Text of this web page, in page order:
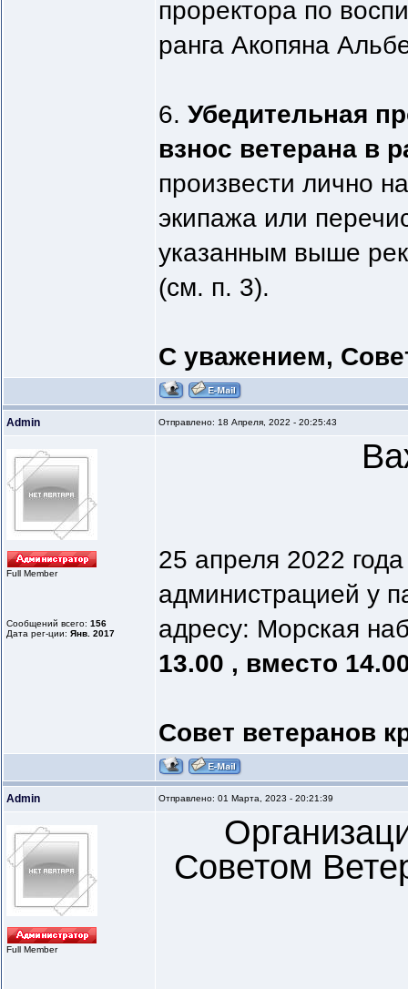
проректора по
ранга Акопяна
6. Убедительная
взнос ветерана в
произвести лично
экипажа или
указанным выше
(см. п. 3).
С уважением,
Admin Отправлено: 18 Апреля, 2022 - 20:25:43
Full Member
Сообщений всего: 156
Дата рег-ции: Янв. 2017
25 апреля 2022
администрацией у
адресу: Морская
13.00 , вместо
Совет ветеранов
Admin Отправлено: 01 Марта, 2023 - 20:21:39
Full Member
Советом